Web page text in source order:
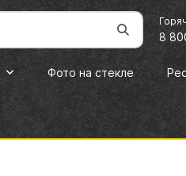
8
Фото на стекле